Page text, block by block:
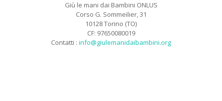
Giù le mani dai Bambini ONLUS
Corso G. Sommeilier, 31
10128 Torino (TO)
CF: 97650080019
Contatti : info@giulemanidaibambini.org